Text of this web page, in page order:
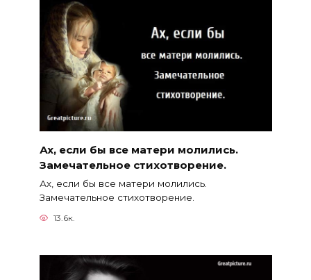
Ах, если бы все матери молились.
Замечательное стихотворение.
Ах, если бы все матери молились.
Замечательное стихотворение.
13.6к.